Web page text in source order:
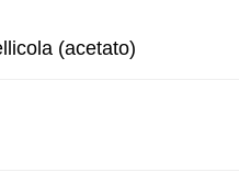
(acetato)